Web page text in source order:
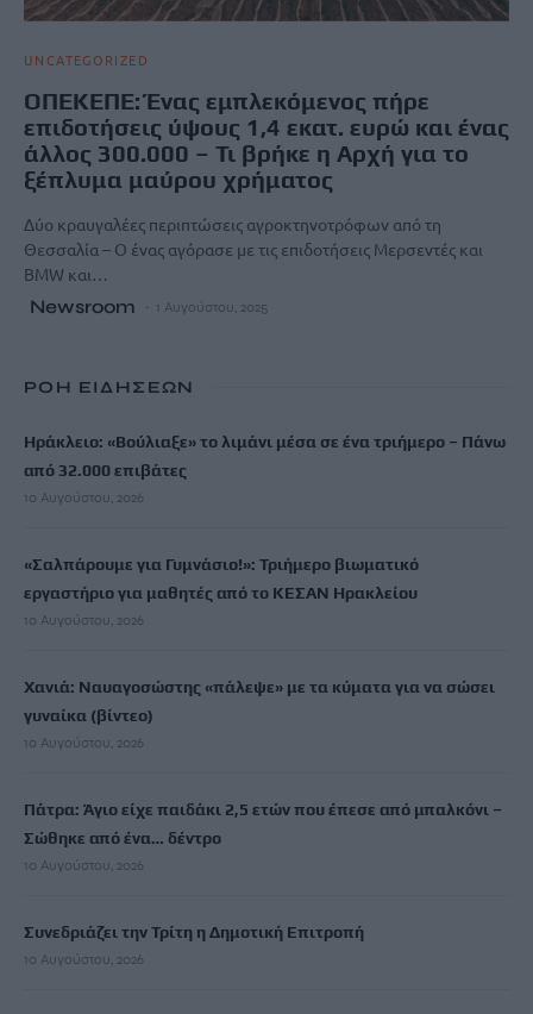
UNCATEGORIZED
ΟΠΕΚΕΠΕ: Ένας εμπλεκόμενος πήρε
επιδοτήσεις ύψους 1,4 εκατ. ευρώ και ένας
άλλος 300.000 – Τι βρήκε η Αρχή για το
ξέπλυμα μαύρου χρήματος
Δύο κραυγαλέες περιπτώσεις αγροκτηνοτρόφων από τη
Θεσσαλία – Ο ένας αγόρασε με τις επιδοτήσεις Μερσεντές και
BMW και…
Newsroom 1 Αυγούστου, 2025
ΡΟΗ ΕΙΔΗΣΕΩΝ
Ηράκλειο: «Βούλιαξε» το λιμάνι μέσα σε ένα τριήμερο – Πάνω
από 32.000 επιβάτες
10 Αυγούστου, 2026
«Σαλπάρουμε για Γυμνάσιο!»: Τριήμερο βιωματικό
εργαστήριο για μαθητές από το ΚΕΣΑΝ Ηρακλείου
10 Αυγούστου, 2026
Χανιά: Ναυαγοσώστης «πάλεψε» με τα κύματα για να σώσει
γυναίκα (βίντεο)
10 Αυγούστου, 2026
Πάτρα: Άγιο είχε παιδάκι 2,5 ετών που έπεσε από μπαλκόνι –
Σώθηκε από ένα… δέντρο
10 Αυγούστου, 2026
Συνεδριάζει την Τρίτη η Δημοτική Επιτροπή
10 Αυγούστου, 2026